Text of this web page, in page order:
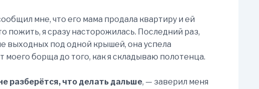
мне, что его мама продала квартиру и ей
пожить, я сразу насторожилась. Последний раз,
выходных под одной крышей, она успела
моего борща до того, как я складываю полотенца.
разберётся, что делать дальше, — заверил меня